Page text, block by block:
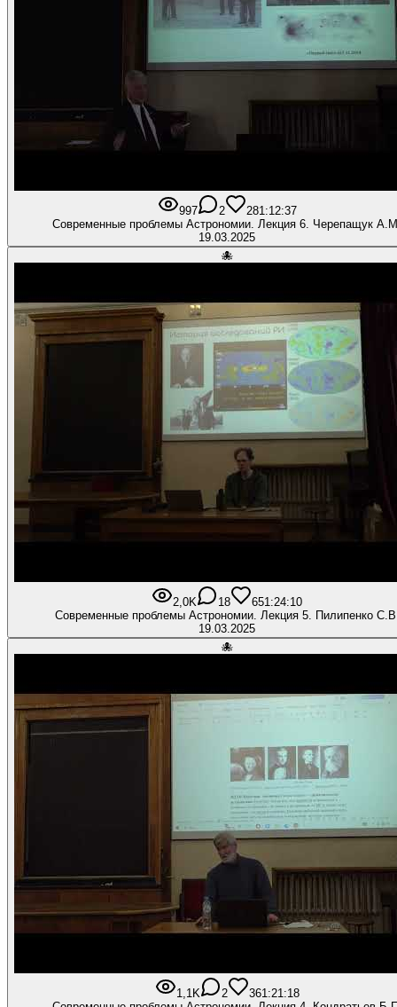
997 2 281:12:37
Современные проблемы Астрономии. Лекция 6. Черепащук
19.03.2025
🐙
2,0K 18 651:24:10
Современные проблемы Астрономии. Лекция 5. Пилипенко
19.03.2025
🐙
1,1K 2 361:21:18